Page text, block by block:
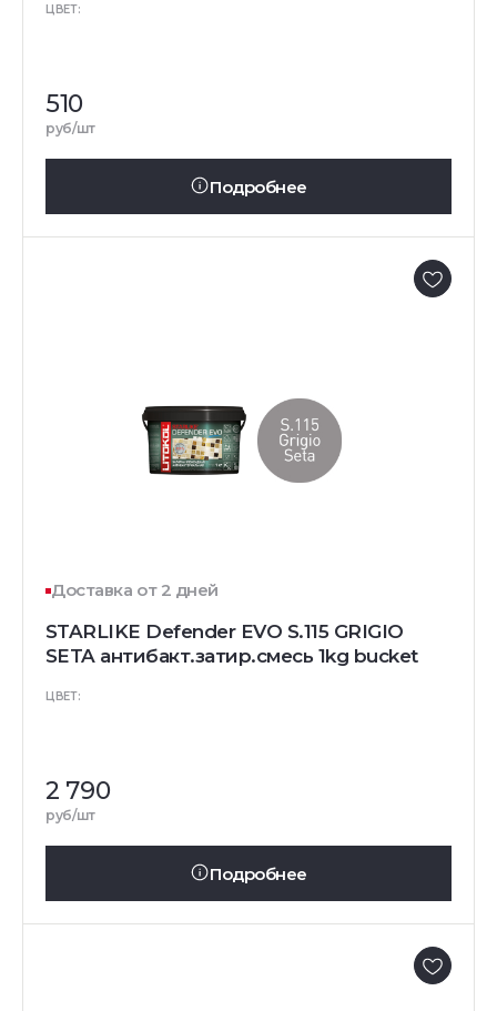
ЦВЕТ:
510
руб/шт
Подробнее
Доставка от 2 дней
STARLIKE Defender EVO S.115 GRIGIO
SETA антибакт.затир.смесь 1kg bucket
ЦВЕТ:
2 790
руб/шт
Подробнее